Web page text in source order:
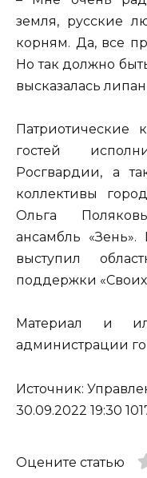
земля, русские
корням. Да, все
Но так должно
высказалась
гостей
Росгвардии, а
коллективы
Ольга
ансамбль
выступил
поддержки
Материал и
администрации
Источник:
30.09.2022 19:30
Оцените статью